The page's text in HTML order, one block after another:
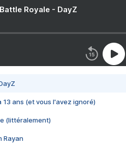
Royale - DayZ
13 ans (et vous l'avez ignoré)
(littéralement)
Rayan